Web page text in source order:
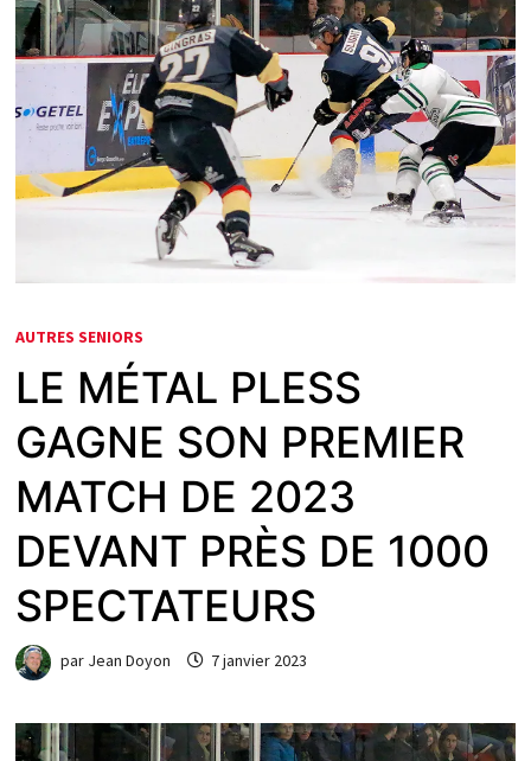
AUTRES SENIORS
LE MÉTAL PLESS
GAGNE SON PREMIER
MATCH DE 2023
DEVANT PRÈS DE 1000
SPECTATEURS
par Jean Doyon 7 janvier 2023